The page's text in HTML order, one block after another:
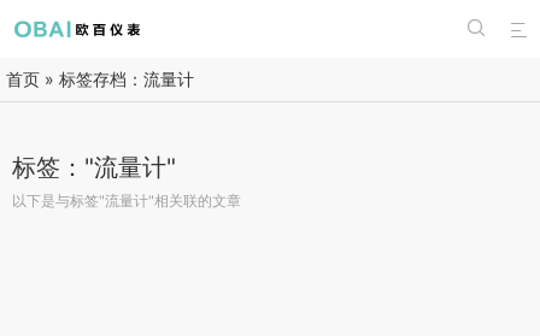


首页 » 标签存档：流量计
标签："流量计"
以下是与标签"流量计"相关联的文章